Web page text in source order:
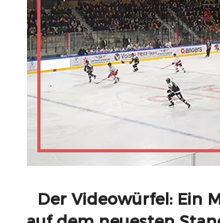
Der Videowürfel: Ein